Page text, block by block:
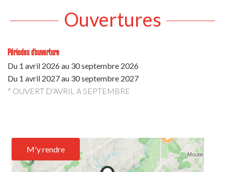
Ouvertures
Périodes d'ouverture
Du 1 avril 2026au 30 septembre 2026
Du 1 avril 2027au 30 septembre 2027
* OUVERT D'AVRIL A SEPTEMBRE
M'y rendre